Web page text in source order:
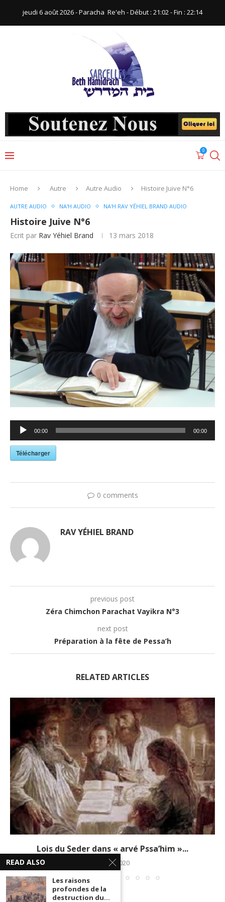
jeudi 6 août 2026 - Paracha ‪ Re'eh‬ - Début : 21:02‬ - Fin : ‪22:14‬
0
Home Autre Autre Audio Histoire Juive N°6
AUTRE AUDIO NA'H AUDIO NA'H RAV YÉHIEL BRAND AUDIO
Histoire Juive N°6
Ecrit par Rav Yéhiel Brand 13 mars 2018
Lecteur
audio
00:00 00:00
Télécharger
0 comments
RAV YÉHIEL BRAND
previous post
Zéra Chimchon Parachat Vayikra N°3
next post
Préparation à la fête de Pessa’h
RELATED ARTICLES
Lois du Seder dans « arvé Pssa’him »...
3 avril 2020
READ ALSO
Les raisons
profondes de la
destruction du...